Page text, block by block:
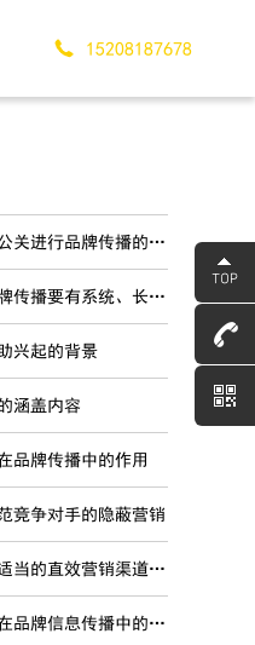
15208187678
画册设计：利用公关进行品牌传播的优势
画册设计——品牌传播要有系统、长期的战略规划
兴起的背景
涵盖内容
品牌传播中的作用
争对手的隐蔽营销
画册设计：选择适当的直效营销渠道进行品牌传播
画册设计：公关在品牌信息传播中的特点